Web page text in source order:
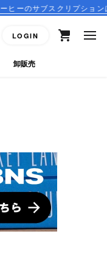
ションはこちら
LOGIN
卸販売